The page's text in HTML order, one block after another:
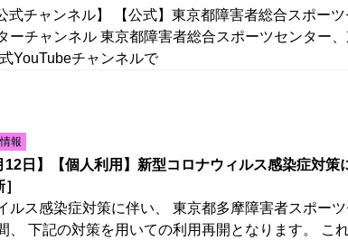
式チャンネル】 【公式】東京都障害者総合スポー
ーチャンネル 東京都障害者総合スポーツセンター
YouTubeチャンネルで
報
12日】【個人利用】新型コロナウィルス感染症対策
ルス感染症対策に伴い、 東京都多摩障害者スポー
、 下記の対策を用いての利用再開となります。 こ